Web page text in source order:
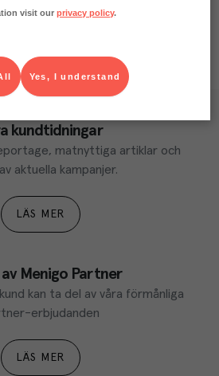
kundtidningar
matnyttiga artiklar och
aktuella kampanjer.
LÄS MER
av Menigo Partner
kan ta del av våra förmånliga
erbjudanden
LÄS MER
visit ourprivacy policy.
Yes, I understand